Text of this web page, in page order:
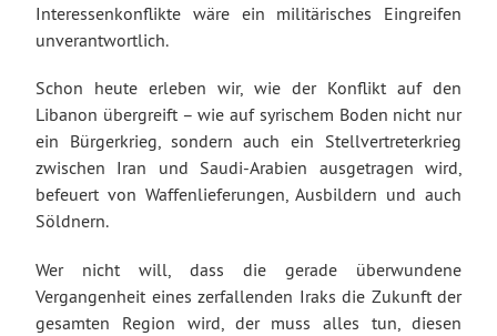
Interessenkonflikte wäre ein militärisches Eingreifen
unverantwortlich.
Schon heute erleben wir, wie der Konflikt auf den
Libanon übergreift – wie auf syrischem Boden nicht nur
ein Bürgerkrieg, sondern auch ein Stellvertreterkrieg
zwischen Iran und Saudi-Arabien ausgetragen wird,
befeuert von Waffenlieferungen, Ausbildern und auch
Söldnern.
Wer nicht will, dass die gerade überwundene
Vergangenheit eines zerfallenden Iraks die Zukunft der
gesamten Region wird, der muss alles tun, diesen